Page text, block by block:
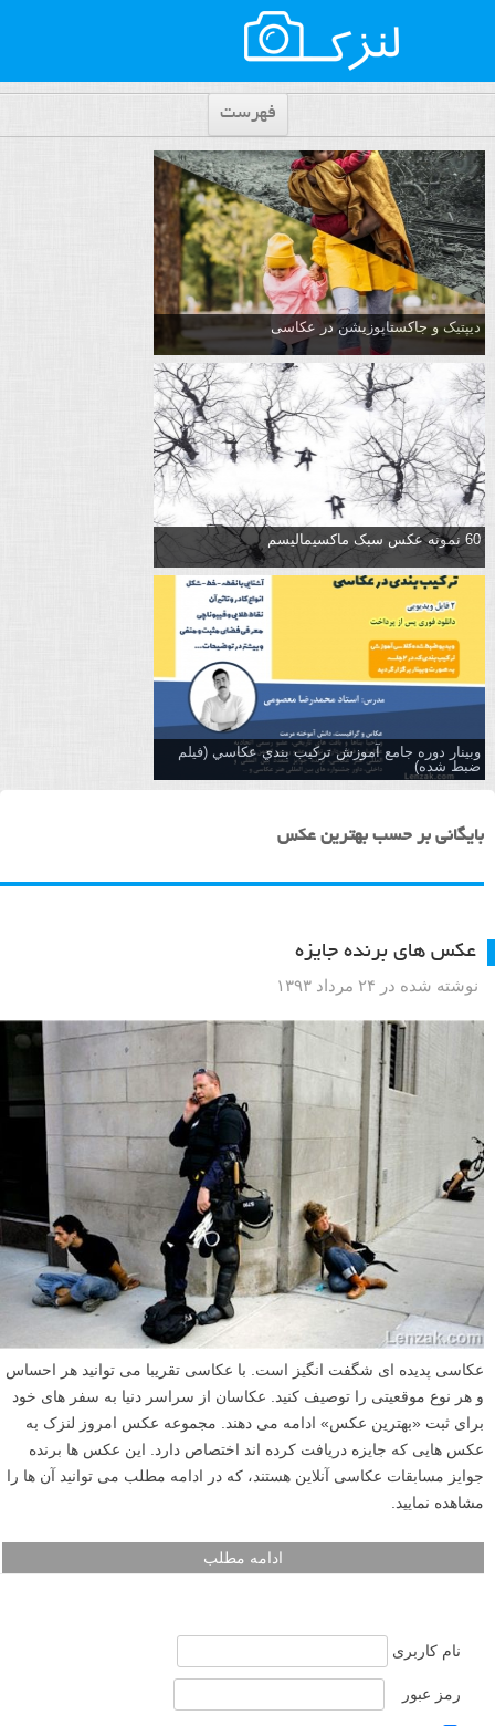
فهرست
دیپتیک و جاکستا‌پوزیشن در عکاسی
60 نمونه عکس سبک ماکسیمالیسم
وبینار دوره جامع آموزش تركيب بندي عكاسي (فیلم
ضبط شده)
بایگانی بر حسب بهترین عکس
عکس های برنده جایزه
نوشته شده در ۲۴ مرداد ۱۳۹۳
عکاسی پدیده ای شگفت انگیز است. با عکاسی تقریبا می توانید هر احساس
و هر نوع موقعیتی را توصیف کنید. عکاسان از سراسر دنیا به سفر های خود
برای ثبت «بهترین عکس» ادامه می دهند. مجموعه عکس امروز لنزک به
عکس هایی که جایزه دریافت کرده اند اختصاص دارد. این عکس ها برنده
جوایز مسابقات عکاسی آنلاین هستند، که در ادامه مطلب می توانید آن ها را
مشاهده نمایید.
ادامه مطلب
نام کاربری
رمز عبور